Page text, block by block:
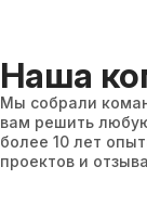
Наша
Мы собрали
вам решить
более 10 лет
проектов и